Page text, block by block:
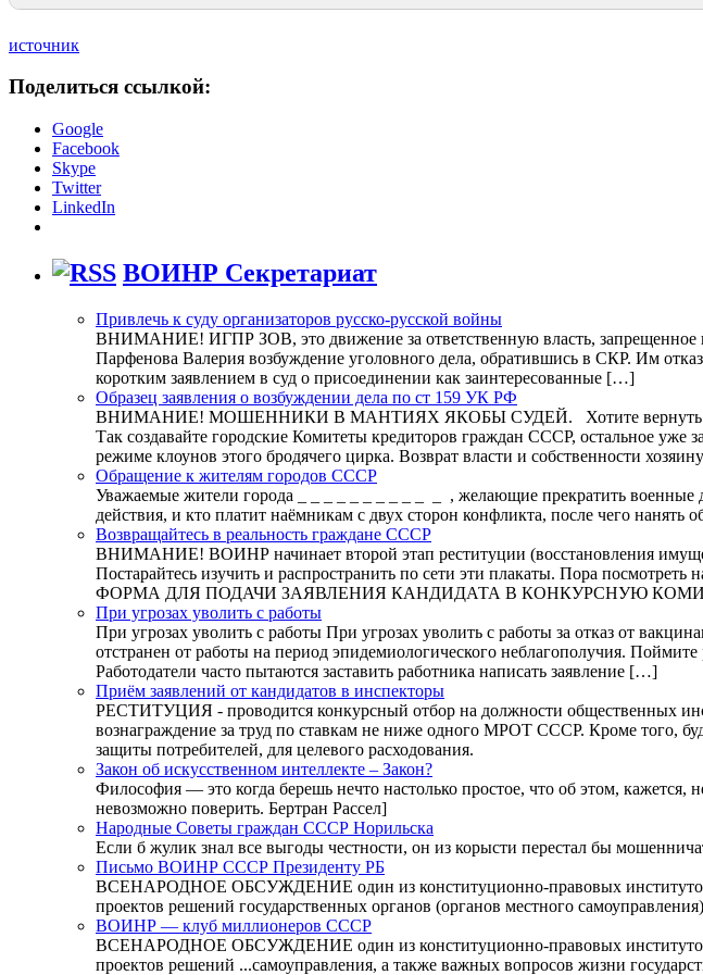
Союз Советских Социалистических Республик
1.
источник
Поделиться ссылкой:
Google
Facebook
Skype
Twitter
LinkedIn
ВОИНР Секретариат
Привлечь к суду организаторов русско-русской войны
ВНИМАНИЕ! ИГПР ЗОВ, это движение за ответственную власть,
Парфенова Валерия возбуждение уголовного дела, обратившись в СКР. Им
коротким заявлением в суд о присоединении как заинтересованные […]
Образец заявления о возбуждении дела по ст 159 УК РФ
ВНИМАНИЕ! МОШЕННИКИ В МАНТИЯХ ЯКОБЫ СУДЕЙ. Хотите вернуть
Так создавайте городские Комитеты кредиторов граждан СССР, остальное
режиме клоунов этого бродячего цирка. Возврат власти и собственности
Обращение к жителям городов СССР
Уважаемые жители города _ _ _ _ _ _ _ _ _ _ _ , желающие прекратить военные
действия, и кто платит наёмникам с двух сторон конфликта, после чего
Возвращайтесь в реальность граждане СССР
ВНИМАНИЕ! ВОИНР начинает второй этап реституции (восстановления
Постарайтесь изучить и распространить по сети эти плакаты. Пора
ФОРМА ДЛЯ ПОДАЧИ ЗАЯВЛЕНИЯ КАНДИДАТА В КОНКУРСНУЮ
При угрозах уволить с работы
При угрозах уволить с работы При угрозах уволить с работы за отказ от
отстранен от работы на период эпидемиологического неблагополучия.
Работодатели часто пытаются заставить работника написать заявление […]
Приём заявлений от кандидатов в инспекторы
РЕСТИТУЦИЯ - проводится конкурсный отбор на должности общественных
вознаграждение за труд по ставкам не ниже одного МРОТ СССР. Кроме того,
защиты потребителей, для целевого расходования.
Закон об искусственном интеллекте – Закон?
Философия — это когда берешь нечто настолько простое, что об этом, кажется,
невозможно поверить. Бертран Рассел]
Народные Советы граждан СССР Норильска
Если б жулик знал все выгоды честности, он из корысти перестал бы
Письмо ВОИНР СССР Президенту РБ
ВСЕНАРОДНОЕ ОБСУЖДЕНИЕ один из конституционно-правовых институтов
проектов решений государственных органов (органов местного
ВОИНР — клуб миллионеров СССР
ВСЕНАРОДНОЕ ОБСУЖДЕНИЕ один из конституционно-правовых институтов
проектов решений ...самоуправления, а также важных вопросов жизни